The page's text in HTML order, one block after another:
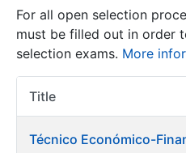
Show/Hide
Show/Hide
For all open selection
must be filled out in order
selection exams. More
Title
Técnico Económico-